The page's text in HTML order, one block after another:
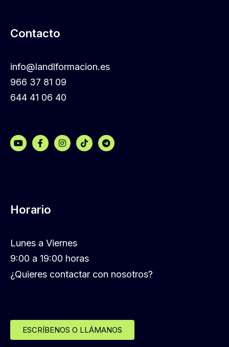
Contacto
info@landlformacion.es
966 37 81 09
644 41 06 40
Horario
Lunes a Viernes
9:00 a 19:00 horas
¿Quieres contactar con nosotros?
ESCRÍBENOS O LLÁMANOS